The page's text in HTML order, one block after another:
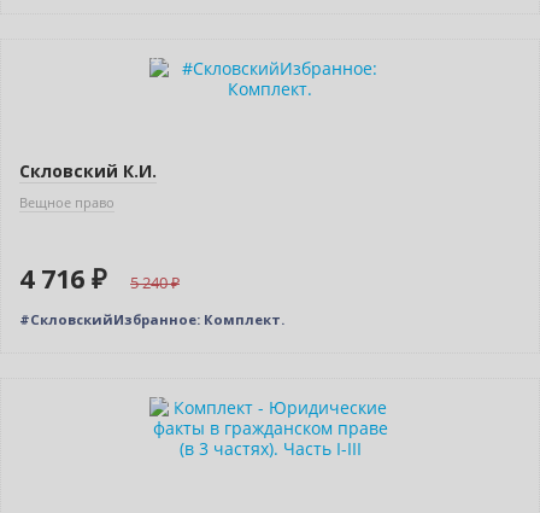
–10% (скидка 524 ₽)
Скловский К.И.
Вещное право
4 716 ₽ 5 240
#СкловскийИзбранное: Комплект.
–10% (скидка 455 ₽)